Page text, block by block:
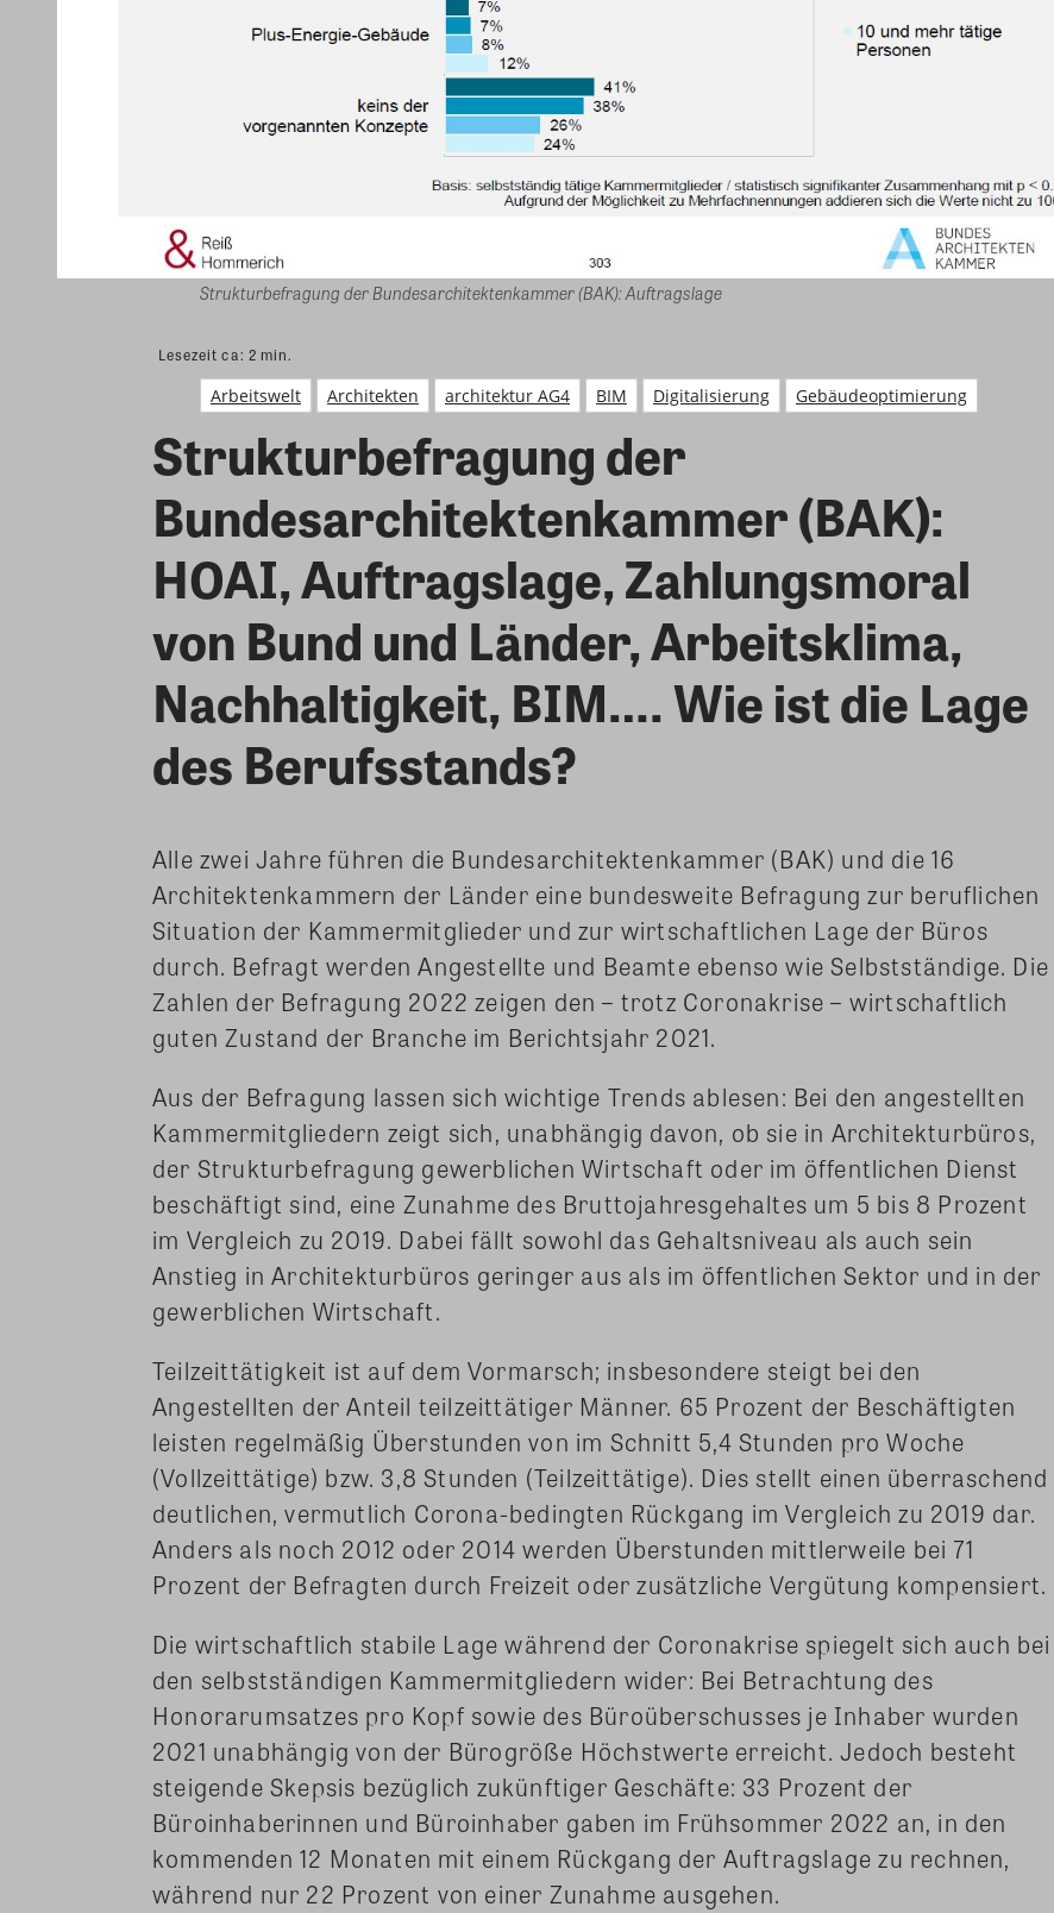
Strukturbefragung der Bundesarchitektenkammer (BAK): Auftragslage
Lesezeit ca: 2 min.
Arbeitswelt Architekten architektur AG4 BIM Digitalisierung Gebäudeoptimierung
Strukturbefragung der
Bundesarchitektenkammer (BAK):
HOAI, Auftragslage, Zahlungsmoral
von Bund und Länder, Arbeitsklima,
Nachhaltigkeit, BIM…. Wie ist die Lage
des Berufsstands?
Alle zwei Jahre führen die Bundesarchitektenkammer (BAK) und die 16
Architektenkammern der Länder eine bundesweite Befragung zur beruflichen
Situation der Kammermitglieder und zur wirtschaftlichen Lage der Büros
durch. Befragt werden Angestellte und Beamte ebenso wie Selbstständige. Die
Zahlen der Befragung 2022 zeigen den – trotz Coronakrise – wirtschaftlich
guten Zustand der Branche im Berichtsjahr 2021.
Aus der Befragung lassen sich wichtige Trends ablesen: Bei den angestellten
Kammermitgliedern zeigt sich, unabhängig davon, ob sie in Architekturbüros,
der Strukturbefragung gewerblichen Wirtschaft oder im öffentlichen Dienst
beschäftigt sind, eine Zunahme des Bruttojahresgehaltes um 5 bis 8 Prozent
im Vergleich zu 2019. Dabei fällt sowohl das Gehaltsniveau als auch sein
Anstieg in Architekturbüros geringer aus als im öffentlichen Sektor und in der
gewerblichen Wirtschaft.
Teilzeittätigkeit ist auf dem Vormarsch; insbesondere steigt bei den
Angestellten der Anteil teilzeittätiger Männer. 65 Prozent der Beschäftigten
leisten regelmäßig Überstunden von im Schnitt 5,4 Stunden pro Woche
(Vollzeittätige) bzw. 3,8 Stunden (Teilzeittätige). Dies stellt einen überraschend
deutlichen, vermutlich Corona-bedingten Rückgang im Vergleich zu 2019 dar.
Anders als noch 2012 oder 2014 werden Überstunden mittlerweile bei 71
Prozent der Befragten durch Freizeit oder zusätzliche Vergütung kompensiert.
Die wirtschaftlich stabile Lage während der Coronakrise spiegelt sich auch bei
den selbstständigen Kammermitgliedern wider: Bei Betrachtung des
Honorarumsatzes pro Kopf sowie des Büroüberschusses je Inhaber wurden
2021 unabhängig von der Bürogröße Höchstwerte erreicht. Jedoch besteht
steigende Skepsis bezüglich zukünftiger Geschäfte: 33 Prozent der
Büroinhaberinnen und Büroinhaber gaben im Frühsommer 2022 an, in den
kommenden 12 Monaten mit einem Rückgang der Auftragslage zu rechnen,
während nur 22 Prozent von einer Zunahme ausgehen.